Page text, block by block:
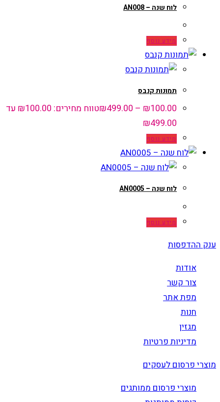
לוח שנה – AN008
מידע נוסף
תמונות קנבס
₪100.00
–
₪499.00
טווח מחירים: ⁦₪100.00⁩ עד
מידע נוסף
לוח שנה – AN0005
מידע נוסף
ענק ההדפסות
אודות
צור קשר
מפת אתר
חנות
מגזין
מדיניות פרטיות
מוצרי פרסום לעסקים
מוצרי פרסום ממותגים